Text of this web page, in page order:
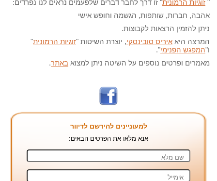
" זוגיות הרמונית" זו דרך לחבר דברים שלפעמים נראים לנו נפרדים:
אהבה, חברות, שותפות, הגשמה וחופש אישי
ניתן להזמין הרצאות לקבוצות.
המרצה היא איריס סובינסקי, יוצרת השיטות "זוגיות הרמונית"
ו"המפגש הפנימי".
מאמרים ופרטים נוספים על השיטה ניתן למצוא באתר.
למעוניינים להירשם לדיוור
אנא מלאו את הפרטים הבאים: